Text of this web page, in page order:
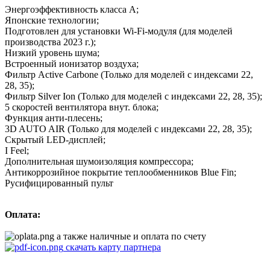
Энергоэффективность класса А;
Японские технологии;
Подготовлен для установки Wi-Fi-модуля (для моделей
производства 2023 г.);
Низкий уровень шума;
Встроенный ионизатор воздуха;
Фильтр Active Carbone (Только для моделей с индексами 22,
28, 35);
Фильтр Silver Ion (Только для моделей с индексами 22, 28, 35);
5 скоростей вентилятора внут. блока;
Функция анти-плесень;
3D AUTO AIR (Только для моделей с индексами 22, 28, 35);
Скрытый LED-дисплей;
I Feel;
Дополнительная шумоизоляция компрессора;
Антикоррозийное покрытие теплообменников Blue Fin;
Русифицированный пульт
Оплата:
а также наличные и оплата по счету
скачать карту партнера